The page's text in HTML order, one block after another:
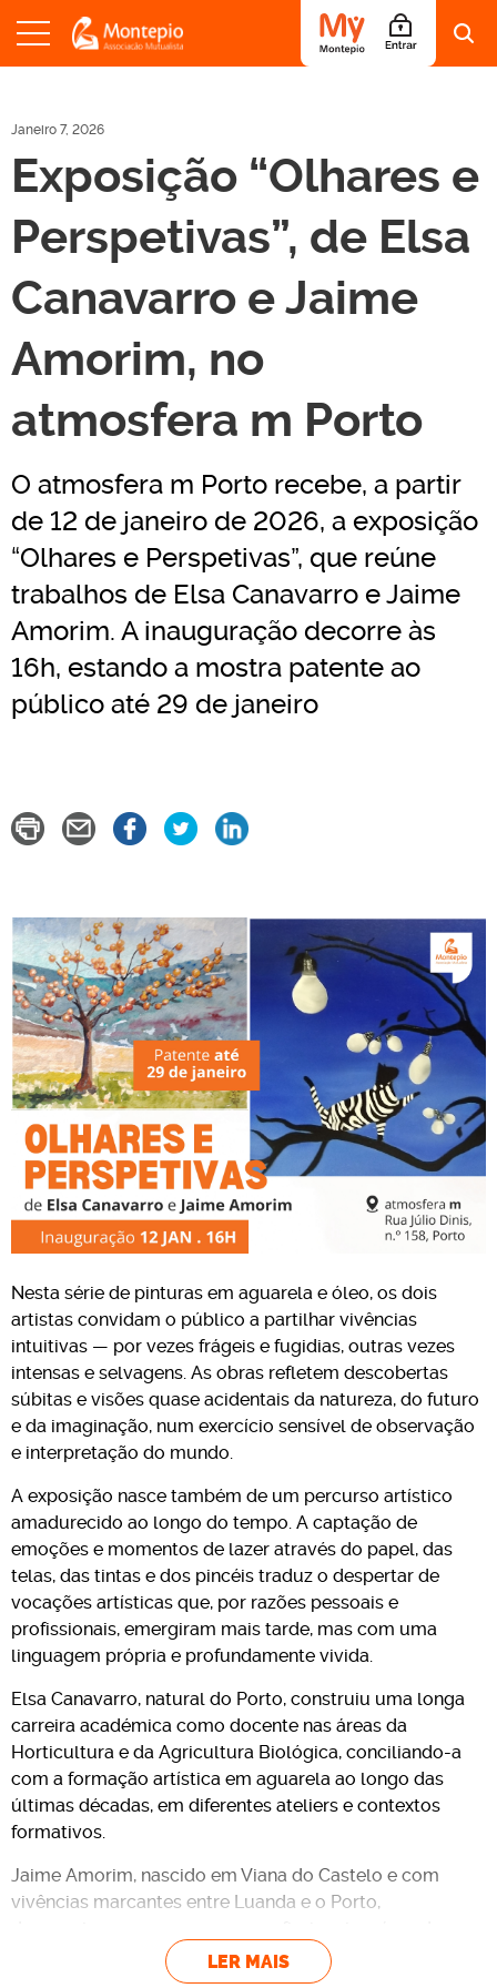
Janeiro 7, 2026
Exposição “Olhares e
Perspetivas”, de Elsa
Canavarro e Jaime
Amorim, no
atmosfera m Porto
O atmosfera m Porto recebe, a partir
de 12 de janeiro de 2026, a exposição
“Olhares e Perspetivas”, que reúne
trabalhos de Elsa Canavarro e Jaime
Amorim. A inauguração decorre às
16h, estando a mostra patente ao
público até 29 de janeiro
LER MAIS
Nesta série de pinturas em aguarela e óleo, os dois
artistas convidam o público a partilhar vivências
intuitivas — por vezes frágeis e fugidias, outras vezes
intensas e selvagens. As obras refletem descobertas
súbitas e visões quase acidentais da natureza, do futuro
e da imaginação, num exercício sensível de observação
e interpretação do mundo.
A exposição nasce também de um percurso artístico
amadurecido ao longo do tempo. A captação de
emoções e momentos de lazer através do papel, das
telas, das tintas e dos pincéis traduz o despertar de
vocações artísticas que, por razões pessoais e
profissionais, emergiram mais tarde, mas com uma
linguagem própria e profundamente vivida.
Elsa Canavarro, natural do Porto, construiu uma longa
carreira académica como docente nas áreas da
Horticultura e da Agricultura Biológica, conciliando-a
com a formação artística em aguarela ao longo das
últimas décadas, em diferentes ateliers e contextos
formativos.
Jaime Amorim, nascido em Viana do Castelo e com
vivências marcantes entre Luanda e o Porto,
gestão empresarial. O interesse pelas artes visuais
acompanhou-o desde cedo, tendo-se dedicado de